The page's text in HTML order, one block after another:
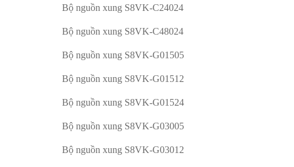
Bộ nguồn xung S8VK-C24024
Bộ nguồn xung S8VK-C48024
Bộ nguồn xung S8VK-G01505
Bộ nguồn xung S8VK-G01512
Bộ nguồn xung S8VK-G01524
Bộ nguồn xung S8VK-G03005
Bộ nguồn xung S8VK-G03012